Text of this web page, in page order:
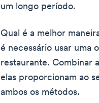
um longo período.
Qual é a melhor
é necessário usar uma
restaurante. Combinar
elas proporcionam ao
ambos os métodos.